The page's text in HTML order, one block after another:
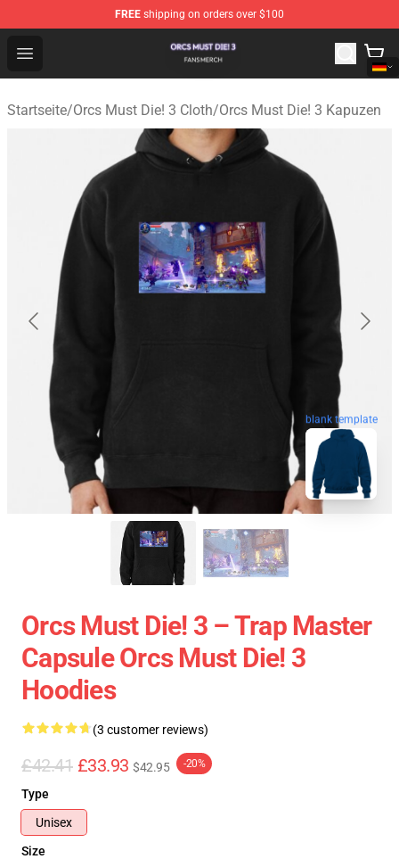
FREE shipping on orders over $100
Open menu
Orcs Must Die! 3 Shop - Official Orcs Must Die! 3
Startseite/Orcs Must Die! 3 Cloth/Orcs Must Die! 3 Kapuzen
blank template
Orcs Must Die! 3 – Trap Master
Capsule Orcs Must Die! 3
Hoodies
(3 customer reviews)
£42.41 £33.93 $42.95 -20%
Type
Unisex
Size